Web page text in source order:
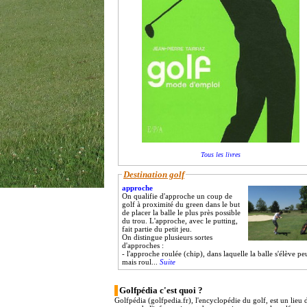
Tous les livres
Destination golf
approche
On qualifie d'approche un coup de
golf à proximité du green dans le but
de placer la balle le plus près possible
du trou. L'approche, avec le putting,
fait partie du petit jeu.
On distingue plusieurs sortes
d'approches :
- l'approche roulée (chip), dans laquelle la balle s'élève
mais roul... Suite
Golfpédia c'est quoi ?
Golfpédia (golfpedia.fr), l'encyclopédie du golf, est un lieu